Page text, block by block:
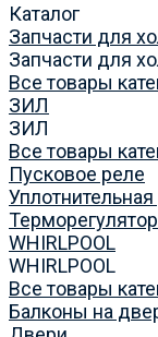
Каталог
Запчасти для
Запчасти для
Все товары
ЗИЛ
ЗИЛ
Все товары
Пусковое реле
WHIRLPOOL
WHIRLPOOL
Все товары
Балконы на